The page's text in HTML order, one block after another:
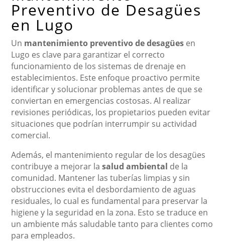
Preventivo de Desagües
en Lugo
Un mantenimiento preventivo de desagües en
Lugo es clave para garantizar el correcto
funcionamiento de los sistemas de drenaje en
establecimientos. Este enfoque proactivo permite
identificar y solucionar problemas antes de que se
conviertan en emergencias costosas. Al realizar
revisiones periódicas, los propietarios pueden evitar
situaciones que podrían interrumpir su actividad
comercial.
Además, el mantenimiento regular de los desagües
contribuye a mejorar lasalud ambiental de la
comunidad. Mantener las tuberías limpias y sin
obstrucciones evita el desbordamiento de aguas
residuales, lo cual es fundamental para preservar la
higiene y la seguridad en la zona. Esto se traduce en
un ambiente más saludable tanto para clientes como
para empleados.